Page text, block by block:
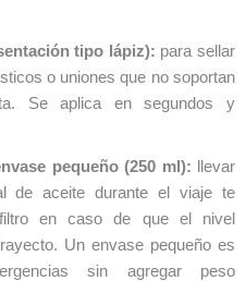
tipo lápiz): para sellar
o uniones que no soportan
Se aplica en segundos y
pequeño (250 ml): llevar
de aceite durante el viaje te
en caso de que el nivel
Un envase pequeño es
sin agregar peso